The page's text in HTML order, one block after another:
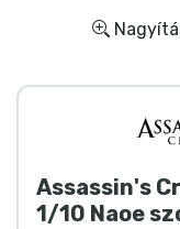
Assassin's
1/10 Naoe
Animés
Gamer